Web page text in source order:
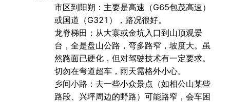
市区到阳朔 ：主要是高速（G65包茂高速）
或国道（G321），路况很好。
龙脊梯田 ：从大寨或金坑入口到山顶观景
台，全是盘山公路 ，弯多路窄，坡度大。虽
然路面已硬化，但对驾驶技术有一定要求。
切勿在弯道超车 ，雨天需格外小心。
乡间小路 ：去一些小众景点（如相公山某些
路段、兴坪周边的野路）可能路窄，会车困